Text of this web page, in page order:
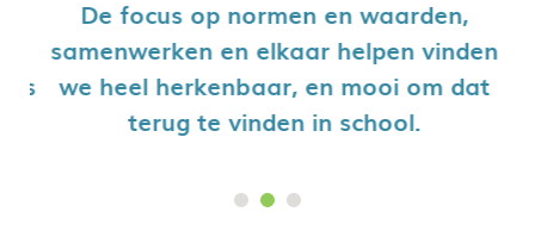
De focus op normen en waarden,
samenwerken en elkaar helpen vinden
we heel herkenbaar, en mooi om dat
terug te vinden in school.